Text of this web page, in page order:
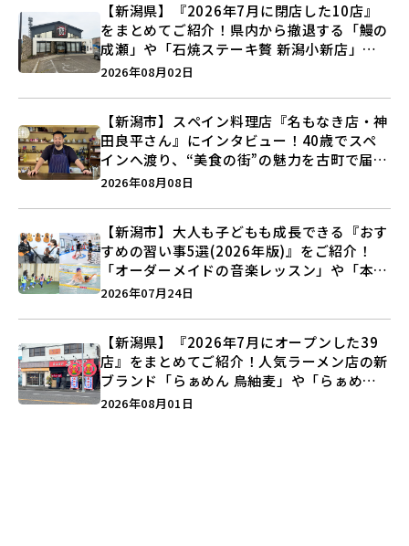
【新潟県】『2026年7月に閉店した10店』
をまとめてご紹介！県内から撤退する「鰻の
成瀬」や「石焼ステーキ贅 新潟小新店」が
営業に幕…。
2026年08月02日
【新潟市】スペイン料理店『名もなき店・神
田良平さん』にインタビュー！40歳でスペ
インへ渡り、“美食の街”の魅力を古町で届け
る♪
2026年08月08日
【新潟市】大人も子どもも成長できる『おす
すめの習い事5選(2026年版)』をご紹介！
「オーダーメイドの音楽レッスン」や「本格
キックボクシング」で新しい自分を見つけよ
2026年07月24日
【新潟県】『2026年7月にオープンした39
店』をまとめてご紹介！人気ラーメン店の新
ブランド「らぁめん 鳥紬麦」や「らぁめん
しょうがの空」など盛りだくさん♪
2026年08月01日